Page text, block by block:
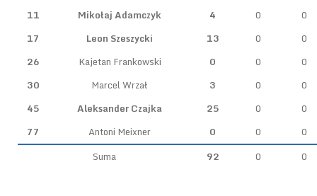
11
Mikołaj Adamczyk 4 0
0
17
Leon Szeszycki 13 0
0
26
Kajetan Frankowski 0 0
0
30
Marcel Wrzał 3 0
0
45
Aleksander Czajka 25 0
0
77
Antoni Meixner 0 0
0
Suma
92 0 0